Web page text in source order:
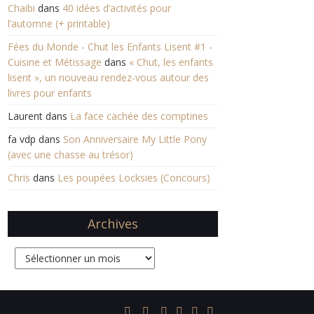
Chaibi dans 40 idées d’activités pour
l’automne (+ printable)
Fées du Monde - Chut les Enfants Lisent #1 -
Cuisine et Métissage dans « Chut, les enfants
lisent », un nouveau rendez-vous autour des
livres pour enfants
Laurentdans La face cachée des comptines
fa vdp dans Son Anniversaire My Little Pony
(avec une chasse au trésor)
Chris dans Les poupées Locksies (Concours)
Archives
Archives